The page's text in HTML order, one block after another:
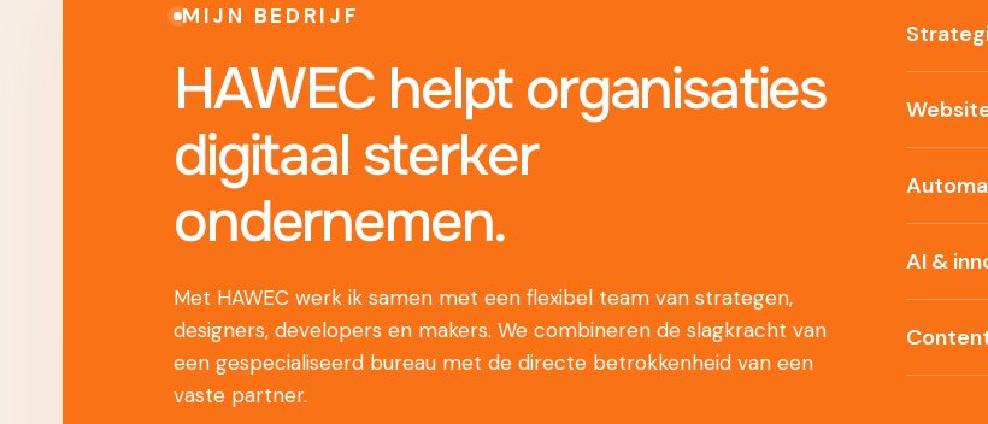
MIJN BEDRIJF
HAWEC helpt organisaties
digitaal sterker
ondernemen.
Met HAWEC werk ik samen met een flexibel team van strategen,
designers, developers en makers. We combineren de slagkracht van
een gespecialiseerd bureau met de directe betrokkenheid van een
vaste partner.
AI &